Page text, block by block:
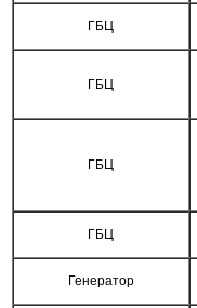
ГБЦ
ГБЦ
ГБЦ
ГБЦ
Генератор